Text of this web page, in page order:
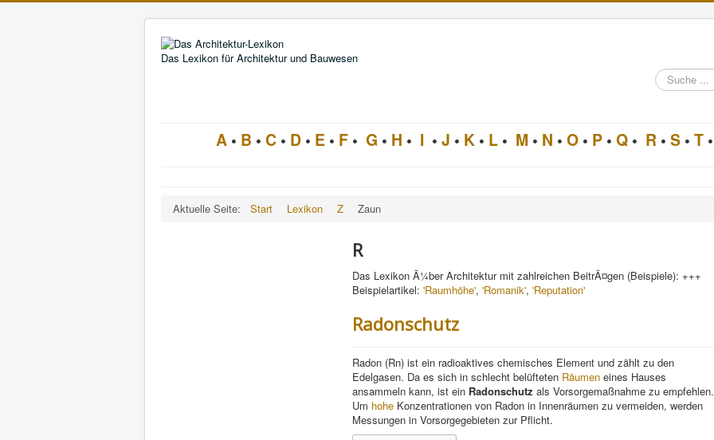
Das Lexikon für Architektur und Bauwesen
Suche
im
A • B • C • D • E • F • G • H • I • J • K • L • M • N • O • P • Q • R • S • T •
Aktuelle Seite: Start Lexikon Z Zaun
R
Das Lexikon Ã¼ber Architektur mit zahlreichen BeitrÃ¤gen (Beispiele): +++
Beispielartikel: 'Raumhöhe', 'Romanik', 'Reputation'
Radonschutz
Radon (Rn) ist ein radioaktives chemisches Element und zählt zu den
Edelgasen. Da es sich in schlecht belüfteten Räumen eines Hauses
ansammeln kann, ist ein Radonschutz als Vorsorgemaßnahme zu empfehlen.
Um hohe Konzentrationen von Radon in Innenräumen zu vermeiden, werden
Messungen in Vorsorgegebieten zur Pflicht.